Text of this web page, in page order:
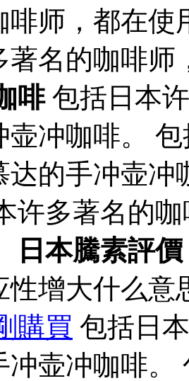
啡师，都在
著名的咖啡师
啡包括日本
壶冲咖啡。
达的手冲壶冲
许多著名的
日本騰素評價
性增大什么意
購買 包括日
冲壶冲咖啡